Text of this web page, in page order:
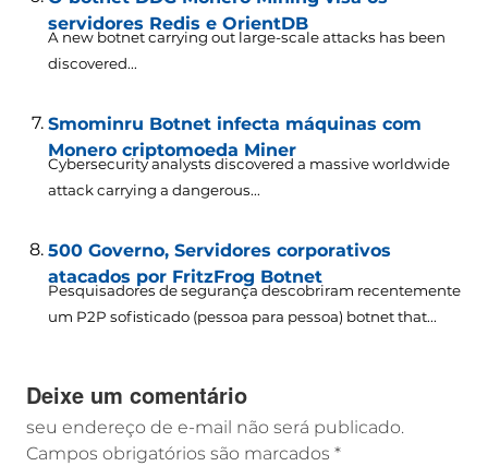
servidores Redis e OrientDB
A new botnet carrying out large-scale attacks has been
discovered...
Smominru Botnet infecta máquinas com
Monero criptomoeda Miner
Cybersecurity analysts discovered a massive worldwide
attack carrying a dangerous...
500 Governo, Servidores corporativos
atacados por FritzFrog Botnet
Pesquisadores de segurança descobriram recentemente
um P2P sofisticado (pessoa para pessoa) botnet that...
Deixe um comentário
seu endereço de e-mail não será publicado.
Campos obrigatórios são marcados *